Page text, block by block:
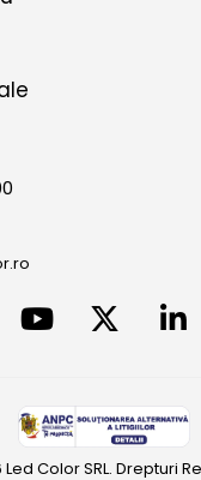
Color SRL. Drepturi